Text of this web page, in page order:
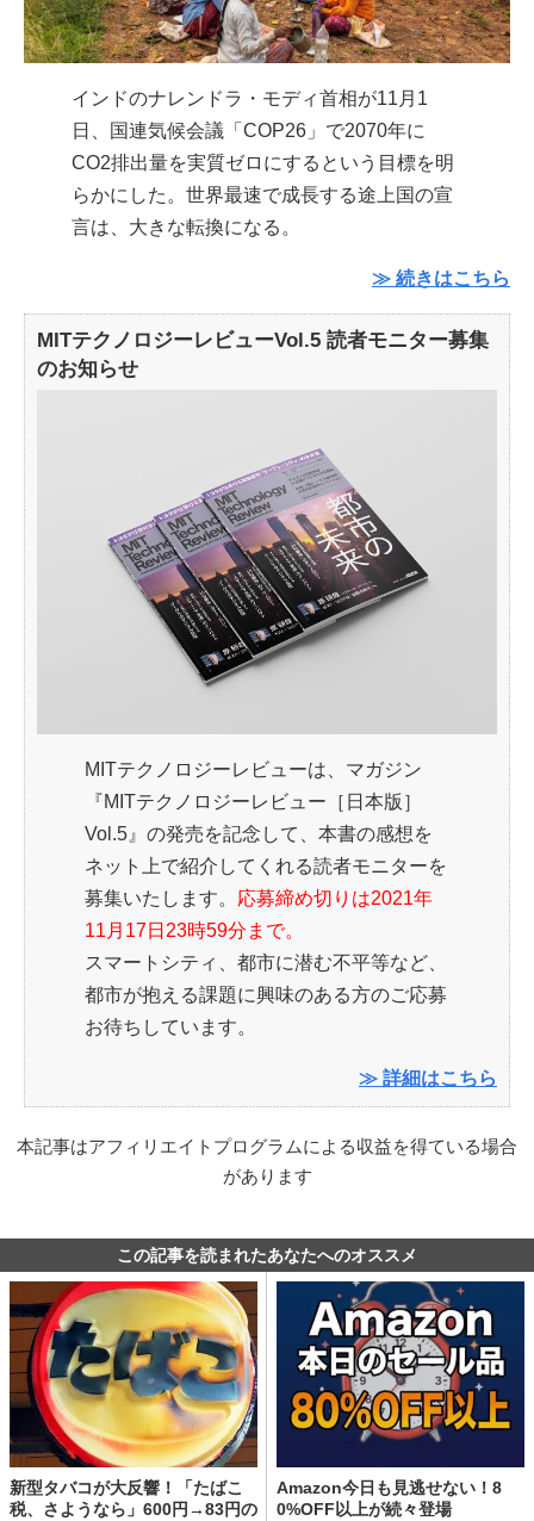
インドのナレンドラ・モディ首相が11月1
日、国連気候会議「COP26」で2070年に
CO2排出量を実質ゼロにするという目標を明
らかにした。世界最速で成長する途上国の宣
言は、大きな転換になる。
≫ 続きはこちら
MITテクノロジーレビューVol.5 読者モニター募集
のお知らせ
MITテクノロジーレビューは、マガジン
『MITテクノロジーレビュー［日本版］
Vol.5』の発売を記念して、本書の感想を
ネット上で紹介してくれる読者モニターを
募集いたします。 応募締め切りは2021年
11月17日23時59分まで。
スマートシティ、都市に潜む不平等など、
都市が抱える課題に興味のある方のご応募
お待ちしています。
≫ 詳細はこちら
本記事はアフィリエイトプログラムによる収益を得ている場合
があります
この記事を読まれたあなたへのオススメ
新型タバコが大反響！「たばこ
税、さようなら」600円→83円の
Amazon今日も見逃せない！8
0%OFF以上が続々登場